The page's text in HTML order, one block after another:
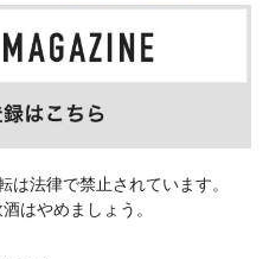
法律で禁止されています。
はやめましょう。